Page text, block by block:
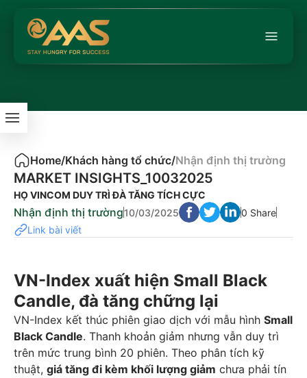
Home/Khách hàng tổ chức/Nhận định thị trường
MARKET INSIGHTS_10032025
HỌ VINCOM DUY TRÌ ĐÀ TĂNG TÍCH CỰC
Nhận định thị trường10/03/2025
0 Share
Link bài viết
VN-Index xuất hiện Small Black
Candle, đà tăng chững lại
VN-Index kết thúc phiên giao dịch với mẫu hình Small
Black Candle. Thanh khoản giảm nhưng vẫn duy trì
trên mức trung bình 20 phiên. Theo phân tích kỹ
thuật, giá tăng đi kèm khối lượng giảm chưa phải tín